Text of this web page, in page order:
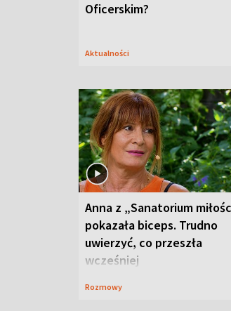
Oficerskim?
Aktualności
Anna z „Sanatorium
pokazała biceps. Trudno
uwierzyć, co przeszła
wcześniej
Rozmowy